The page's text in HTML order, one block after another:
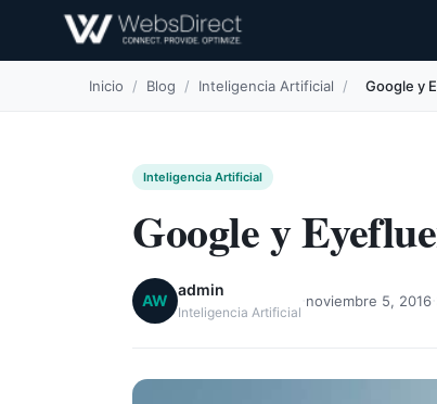
Inicio / Blog / Inteligencia Artificial / Google y
Inteligencia Artificial
Google y
AW
admin
Inteligencia Artificial
noviembre 5, 2016